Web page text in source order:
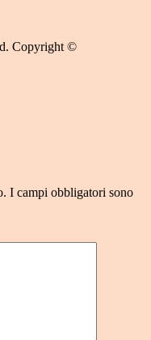
Copyright ©
I campi obbligatori sono